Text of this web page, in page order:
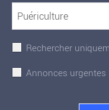
Rechercher
Annonces urgentes